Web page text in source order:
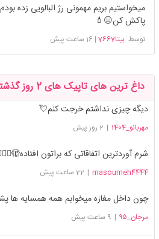
میخواستیم بریم مهمونی رژ البالویی زده
پاکش کن😑💄
توسطبیتا7667 | 16 ساعت پیش
داغ ترین های تاپیک های 2 روز گذشته
دیگه چیزی نداشتم خرجت کنم💘
مهربانو_1404 | 2 روز پیش
شرم آوردترین اتفاقاتی که براتون افتاده🫣🤦🏻‍♀️🤣😂
masoumeh4444
| 22 ساعت پیش
چون داخل مغازه میخوابم همه همسایه
مرجان_۹۵ | 9 ساعت پیش